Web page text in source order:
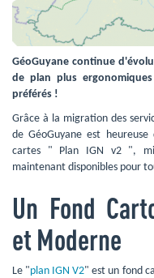
GéoGuyane continue
de plan plus
préférés !
Grâce à la migration des
de GéoGuyane est
cartes " Plan IGN v2 ",
maintenant disponibles pour
Un Fond
et Moderne
Le "plan IGN V2" est un fond